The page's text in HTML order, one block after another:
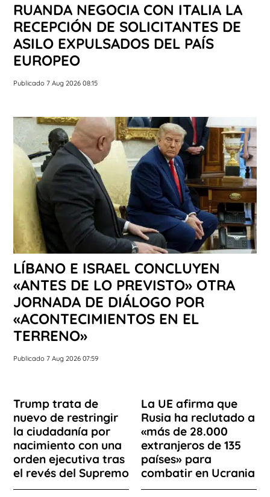
RUANDA NEGOCIA CON ITALIA LA
RECEPCIÓN DE SOLICITANTES DE
ASILO EXPULSADOS DEL PAÍS
EUROPEO
Publicado 7 Aug 2026 08:15
LÍBANO E ISRAEL CONCLUYEN
«ANTES DE LO PREVISTO» OTRA
JORNADA DE DIÁLOGO POR
«ACONTECIMIENTOS EN EL
TERRENO»
Publicado 7 Aug 2026 07:59
Trump trata de
nuevo de restringir
la ciudadanía por
nacimiento con una
orden ejecutiva tras
el revés del Supremo
La UE afirma que
Rusia ha reclutado a
«más de 28.000
extranjeros de 135
países» para
combatir en Ucrania